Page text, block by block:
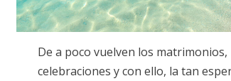
De a poco vuelven los matrimonios,
celebraciones y con ello, la tan